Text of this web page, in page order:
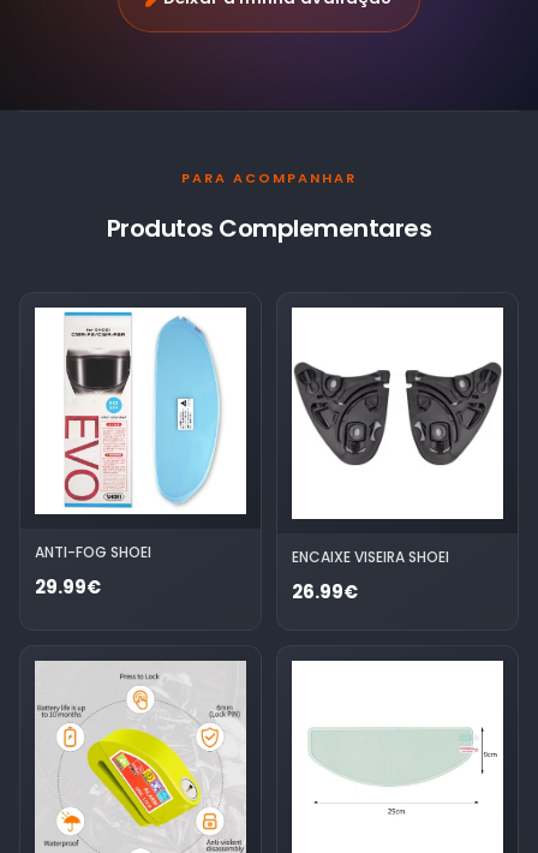
PARA ACOMPANHAR
Produtos Complementares
ANTI-FOG SHOEI
29.99€
ENCAIXE VISEIRA SHOEI
26.99€